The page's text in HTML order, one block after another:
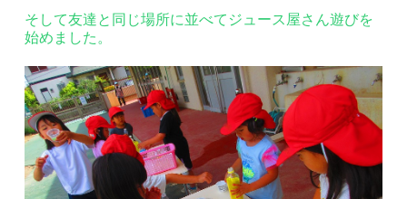
そして友達と同じ場所に並べてジュース屋さん遊びを
始めました。